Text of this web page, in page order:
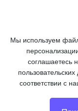
ПОДПИСКА
Мы используем
соглашаетесь
соответствии с